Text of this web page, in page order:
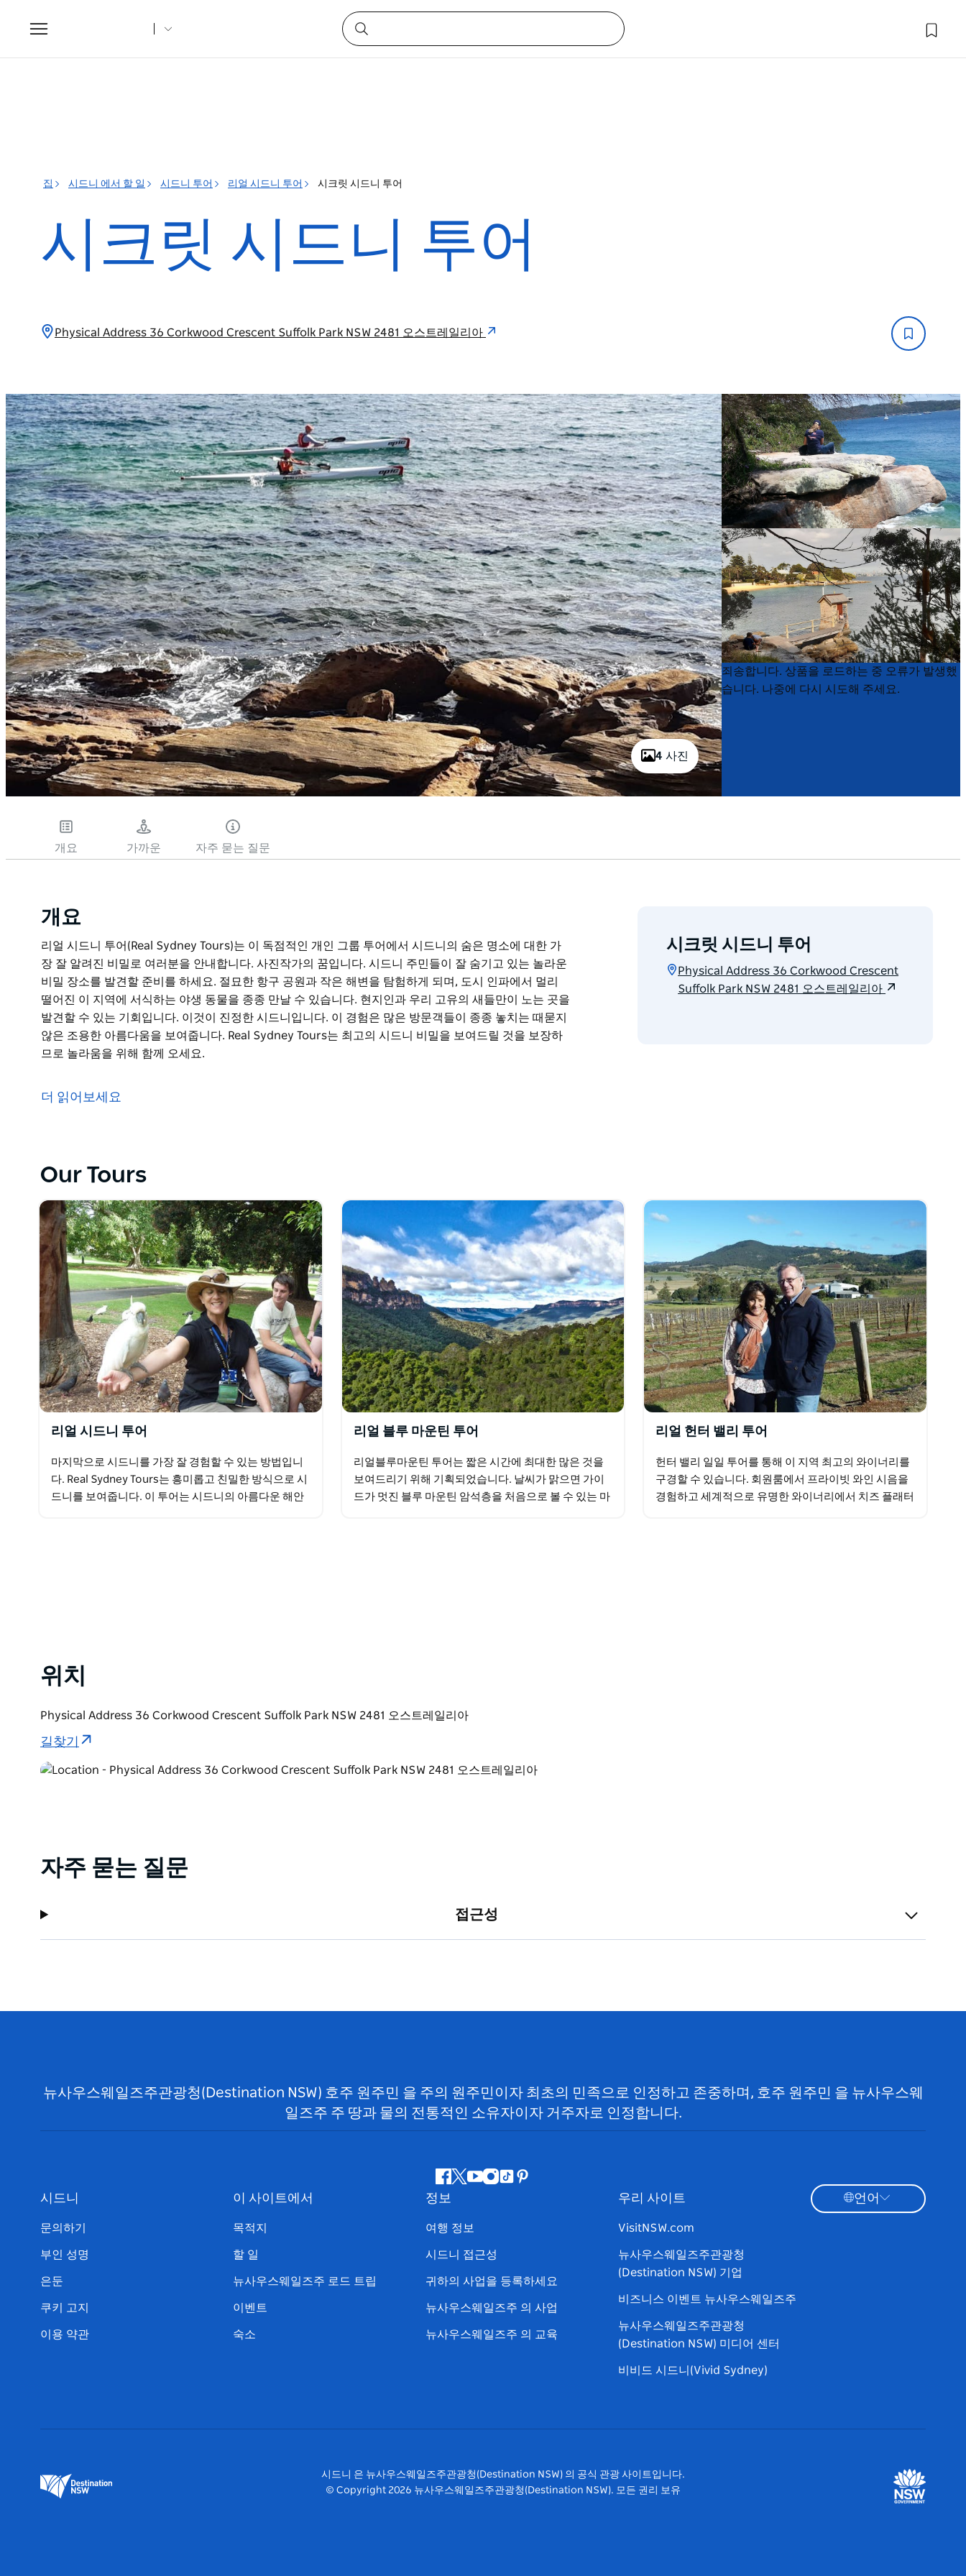
Toggle
navigation
집 시드니 에서 할 일 시드니 투어 리얼 시드니 투어 시크릿 시드니 투어
시크릿 시드니 투어
Physical Address 36 Corkwood Crescent Suffolk Park NSW 2481 오스트레일리아
4 사진
Product
List
Product
List
죄송합니다. 상품을 로드하는 중 오류가 발생했
습니다. 나중에 다시 시도해 주세요.
개요 가까운 자주 묻는 질문
개요
리얼 시드니 투어(Real Sydney Tours)는 이 독점적인 개인 그룹 투어에서 시드니의 숨은 명소에 대한 가
장 잘 알려진 비밀로 여러분을 안내합니다. 사진작가의 꿈입니다. 시드니 주민들이 잘 숨기고 있는 놀라운
비밀 장소를 발견할 준비를 하세요. 절묘한 항구 공원과 작은 해변을 탐험하게 되며, 도시 인파에서 멀리
떨어진 이 지역에 서식하는 야생 동물을 종종 만날 수 있습니다. 현지인과 우리 고유의 새들만이 노는 곳을
발견할 수 있는 기회입니다. 이것이 진정한 시드니입니다. 이 경험은 많은 방문객들이 종종 놓치는 때묻지
않은 조용한 아름다움을 보여줍니다. Real Sydney Tours는 최고의 시드니 비밀을 보여드릴 것을 보장하
므로 놀라움을 위해 함께 오세요.
장 잘 알려진 비밀로 여러분을 안내합니다. 사진작가의 꿈입니다. 시드니 주민들이 잘 숨기고 있는 놀라운
이 경험은 많은 방문객들이 종종 놓치는 때묻지 않은 조용한 아름다움을 보여줍니다. Real Sydney Tours
는 최고의 시드니 비밀을 보여드릴 것을 보장하므로 놀라움을 위해 함께 오세요.
더 읽어보세요
시크릿 시드니 투어
Physical Address 36 Corkwood Crescent
Suffolk Park NSW 2481 오스트레일리아
Our Tours
리얼 시드니 투어
마지막으로 시드니를 가장 잘 경험할 수 있는 방법입니
다. Real Sydney Tours는 흥미롭고 친밀한 방식으로 시
드니를 보여줍니다. 이 투어는 시드니의 아름다운 해안
리얼 블루 마운틴 투어
리얼블루마운틴 투어는 짧은 시간에 최대한 많은 것을
보여드리기 위해 기획되었습니다. 날씨가 맑으면 가이
드가 멋진 블루 마운틴 암석층을 처음으로 볼 수 있는 마
리얼 헌터 밸리 투어
헌터 밸리 일일 투어를 통해 이 지역 최고의 와이너리를
구경할 수 있습니다. 회원룸에서 프라이빗 와인 시음을
경험하고 세계적으로 유명한 와이너리에서 치즈 플래터
위치
Physical Address 36 Corkwood Crescent Suffolk Park NSW 2481 오스트레일리아
길찾기
자주 묻는 질문
접근성
뉴사우스웨일즈주관광청(Destination NSW) 호주 원주민 을 주의 원주민이자 최초의 민족으로 인정하고 존중하며, 호주 원주민 을 뉴사우스웨
일즈주 주 땅과 물의 전통적인 소유자이자 거주자로 인정합니다.
페
이
북
지
다
유 인
램
틱
핀
시드니
문의하기
부인 성명
은둔
쿠키 고지
이용 약관
이 사이트에서
목적지
할 일
뉴사우스웨일즈주 로드 트립
이벤트
숙소
정보
여행 정보
시드니 접근성
귀하의 사업을 등록하세요
뉴사우스웨일즈주 의 사업
뉴사우스웨일즈주 의 교육
우리 사이트
VisitNSW.com
뉴사우스웨일즈주관광청
(Destination NSW) 기업
비즈니스 이벤트 뉴사우스웨일즈주
뉴사우스웨일즈주관광청
(Destination NSW) 미디어 센터
비비드 시드니(Vivid Sydney)
언어
시드니 은 뉴사우스웨일즈주관광청(Destination NSW) 의 공식 관광 사이트입니다.
© Copyright 2026 뉴사우스웨일즈주관광청(Destination NSW). 모든 권리 보유